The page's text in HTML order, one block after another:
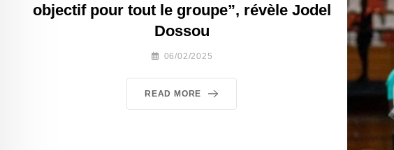
objectif pour tout le groupe”, révèle Jodel
Dossou
06/02/2025
READ MORE